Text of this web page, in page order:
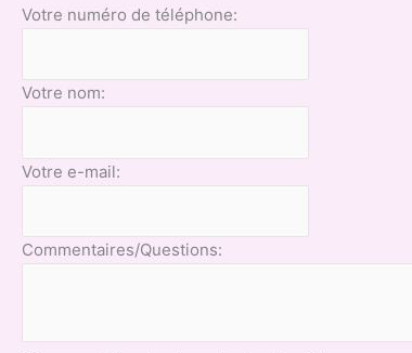
Votre numéro de téléphone:
Votre nom:
Votre e-mail:
Commentaires/Questions: